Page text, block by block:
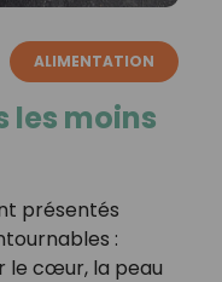
ALIMENTATION
les moins
présentés
:
le cœur, la peau